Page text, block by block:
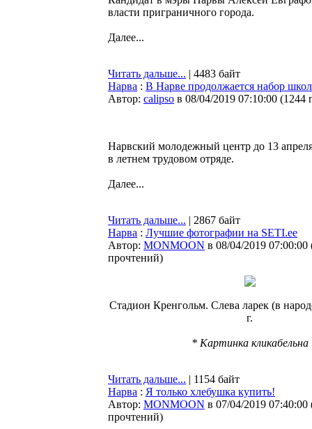
власти приграничного города.
Далее...
Читать дальше... | 4483 байт
Нарва : В Нарве продолжается набор
Автор: calipso в 08/04/2019 07:10:00 (1244
Нарвский молодежный центр до 13
в летнем трудовом отряде.
Далее...
Читать дальше... | 2867 байт
Нарва : Лучшие фотографии на SETI.ee
Автор: MONMOON в 08/04/2019 07:00:00
прочтений)
Стадион Кренгольм. Слева ларек (в
г.
* Картинка кликабельна
Читать дальше... | 1154 байт
Нарва : Я только хлебушка купить!
Автор: MONMOON в 07/04/2019 07:40:00
прочтений)